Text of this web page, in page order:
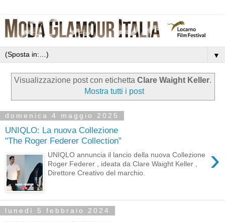
▼
Visualizzazione post con etichetta Clare Waight Keller.
Mostra tutti i post
domenica 4 maggio 2025
UNIQLO: La nuova Collezione
"The Roger Federer Collection”
›
UNIQLO annuncia il lancio della nuova Collezione
Roger Federer , ideata da Clare Waight Keller ,
Direttore Creativo del marchio.
lunedì 5 febbraio 2024